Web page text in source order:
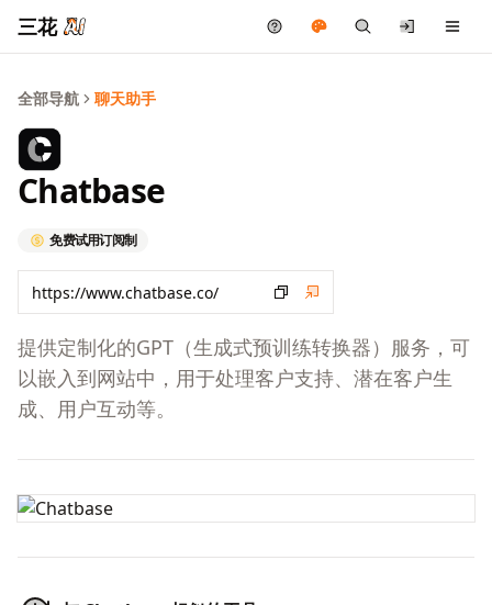
三花
全部导航 聊天助手
Chatbase
免费试用订阅制
提供定制化的GPT（生成式预训练转换器）服务，可
以嵌入到网站中，用于处理客户支持、潜在客户生
成、用户互动等。